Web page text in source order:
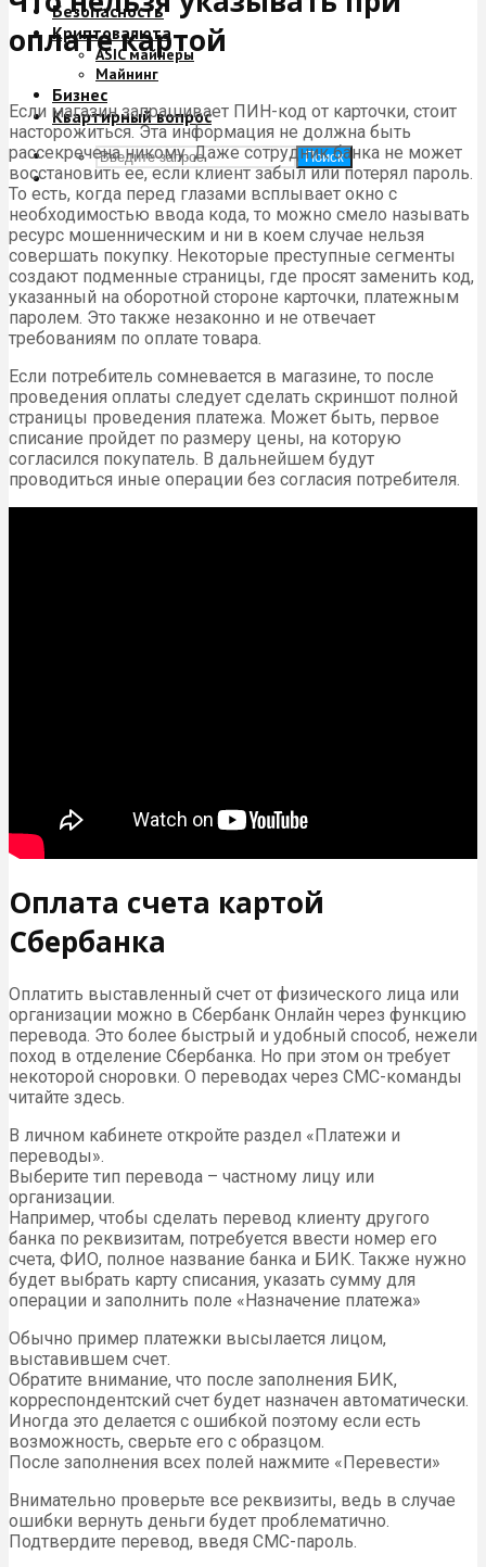
Безопасность
Криптовалюта
ASIC майнеры
Майнинг
Бизнес
Квартирный вопрос
Поиск
оплате картой
Если магазин запрашивает ПИН-код от карточки, стоит
насторожиться. Эта информация не должна быть
рассекречена никому. Даже сотрудник банка не может
восстановить ее, если клиент забыл или потерял пароль.
То есть, когда перед глазами всплывает окно с
необходимостью ввода кода, то можно смело называть
ресурс мошенническим и ни в коем случае нельзя
совершать покупку. Некоторые преступные сегменты
создают подменные страницы, где просят заменить код,
указанный на оборотной стороне карточки, платежным
паролем. Это также незаконно и не отвечает
требованиям по оплате товара.
Если потребитель сомневается в магазине, то после
проведения оплаты следует сделать скриншот полной
страницы проведения платежа. Может быть, первое
списание пройдет по размеру цены, на которую
согласился покупатель. В дальнейшем будут
проводиться иные операции без согласия потребителя.
Оплата счета картой
Сбербанка
Оплатить выставленный счет от физического лица или
организации можно в Сбербанк Онлайн через функцию
перевода. Это более быстрый и удобный способ, нежели
поход в отделение Сбербанка. Но при этом он требует
некоторой сноровки. О переводах через СМС-команды
читайте здесь.
В личном кабинете откройте раздел «Платежи и
переводы».
Выберите тип перевода – частному лицу или
организации.
Например, чтобы сделать перевод клиенту другого
банка по реквизитам, потребуется ввести номер его
счета, ФИО, полное название банка и БИК. Также нужно
будет выбрать карту списания, указать сумму для
операции и заполнить поле «Назначение платежа»
Обычно пример платежки высылается лицом,
выставившем счет.
Обратите внимание, что после заполнения БИК,
корреспондентский счет будет назначен автоматически.
Иногда это делается с ошибкой поэтому если есть
возможность, сверьте его с образцом.
После заполнения всех полей нажмите «Перевести»
Внимательно проверьте все реквизиты, ведь в случае
ошибки вернуть деньги будет проблематично.
Подтвердите перевод, введя СМС-пароль.